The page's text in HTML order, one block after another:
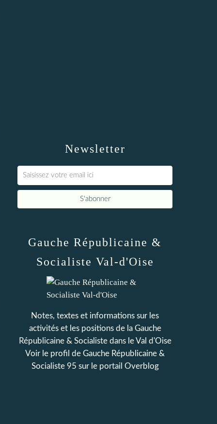
Newsletter
Gauche Républicaine &
Socialiste Val-d'Oise
Notes, textes et informations sur les
activités et les positions de la Gauche
Républicaine & Socialiste dans le Val d'Oise
Voir le profil de Gauche Républicaine &
Socialiste 95 sur le portail Overblog